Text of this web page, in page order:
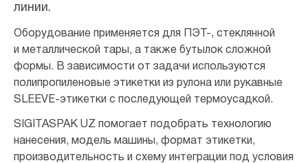
линии.
Оборудование применяется для ПЭТ-, стеклянной
и металлической тары, а также бутылок сложной
формы. В зависимости от задачи используются
полипропиленовые этикетки из рулона или рукавные
SLEEVE-этикетки с последующей термоусадкой.
SIGITASPAK UZ помогает подобрать технологию
нанесения, модель машины, формат этикетки,
производительность и схему интеграции под условия